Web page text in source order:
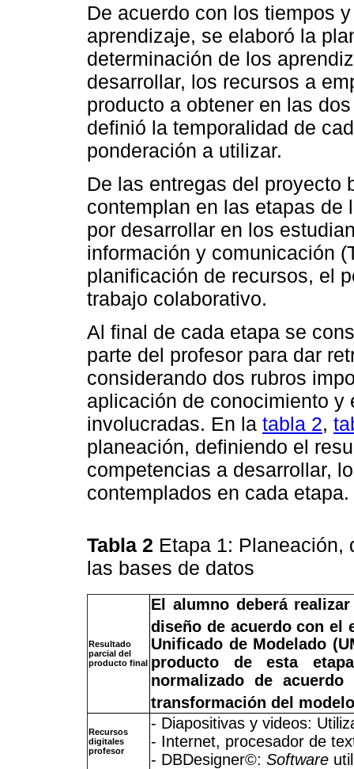
De acuerdo con los tiempos
aprendizaje, se elaboró la
determinación de los
desarrollar, los recursos a
producto a obtener en las
definió la temporalidad de
ponderación a utilizar.
De las entregas del proyecto
contemplan en las etapas de
por desarrollar en los
información y comunicación
planificación de recursos, el
trabajo colaborativo.
Al final de cada etapa se
parte del profesor para dar
considerando dos rubros
aplicación de conocimiento
involucradas. En la tabla 2,
planeación, definiendo el
competencias a desarrollar,
contemplados en cada etapa.
Tabla 2 Etapa 1: Planeación,
las bases de datos
Resultado
parcial del
producto final
El alumno deberá
diseño de acuerdo con el
Unificado de Modelado
producto de esta
normalizado de
transformación del
Recursos
digitales
profesor
- Diapositivas y videos:
- Internet, procesador de
- DBDesigner©: Software